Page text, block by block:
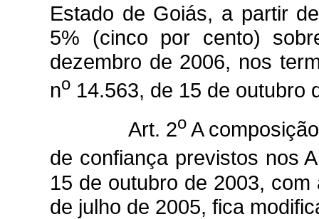
Estado de Goiás, a partir
5% (cinco por cento)
dezembro de 2006, nos
no 14.563, de 15 de outubro
Art. 2o A
de confiança previstos nos
15 de outubro de 2003,
de julho de 2005, fica